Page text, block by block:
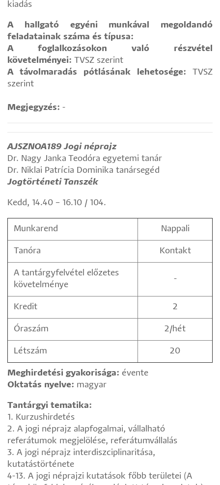
kiadás
A hallgató egyéni munkával megoldandó
feladatainak száma és típusa:
A foglalkozásokon való részvétel
követelményei: TVSZ szerint
A távolmaradás pótlásának lehetosége: TVSZ
szerint
Megjegyzés: -
AJSZNOA189 Jogi néprajz
Dr. Nagy Janka Teodóra egyetemi tanár
Dr. Niklai Patrícia Dominika tanársegéd
Jogtörténeti Tanszék
Kedd, 14.40 – 16.10 / 104.
Munkarend Nappali
Tanóra Kontakt
A tantárgyfelvétel előzetes
követelménye
-
Kredit 2
Óraszám 2/hét
Létszám 20
Meghirdetési gyakorisága: évente
Oktatás nyelve: magyar
Tantárgyi tematika:
1. Kurzushirdetés
2. A jogi néprajz alapfogalmai, vállalható
referátumok megjelölése, referátumvállalás
3. A jogi néprajz interdiszciplinaritása,
kutatástörténete
4-13. A jogi néprajzi kutatások főbb területei (A